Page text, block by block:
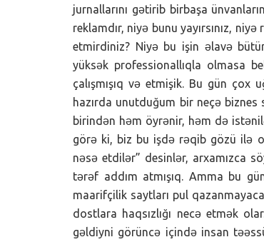
jurnallarını gətirib birbaşa
reklamdır, niyə bunu yayırsınız,
etmirdiniz? Niyə bu işin əlavə
yüksək professionallıqla olmasa
çalışmışıq və etmişik. Bu gün çox
hazırda unutduğum bir neçə biznes
birindən həm öyrənir, həm də
görə ki, biz bu işdə rəqib gözü ilə
nəsə etdilər” desinlər, arxamızca
tərəf addım atmışıq. Amma bu
maarifçilik saytları pul
dostlara haqsızlığı necə etmək
gəldiyni görüncə içində insan